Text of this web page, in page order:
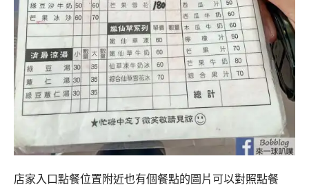
店家入口點餐位置附近也有個餐點的圖片可以對照點餐